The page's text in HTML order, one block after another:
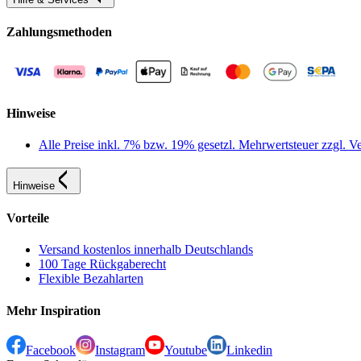
Zahlungsmethoden
Hinweise
Alle Preise inkl. 7% bzw. 19% gesetzl. Mehrwertsteuer zzgl.
Hinweise
Vorteile
Versand kostenlos innerhalb Deutschlands
100 Tage Rückgaberecht
Flexible Bezahlarten
Mehr Inspiration
Facebook Instagram Youtube
Linkedin